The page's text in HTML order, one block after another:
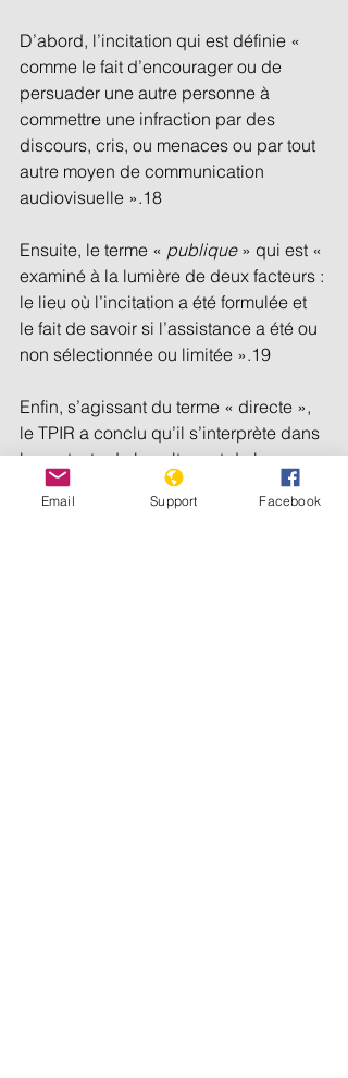
D’abord, l’incitation qui est définie «
comme le fait d’encourager ou de
persuader une autre personne à
commettre une infraction par des
discours, cris, ou menaces ou par tout
autre moyen de communication
audiovisuelle ».18
Ensuite, le terme « publique » qui est «
examiné à la lumière de deux facteurs :
le lieu où l’incitation a été formulée et
le fait de savoir si l’assistance a été ou
non sélectionnée ou limitée ».19
Enfin, s’agissant du terme « directe »,
le TPIR a conclu qu’il s’interprète dans
le contexte de la culture et de la
langue rwandaises, en considérant
qu’il « est approprié d’évaluer le
Email Support Facebook